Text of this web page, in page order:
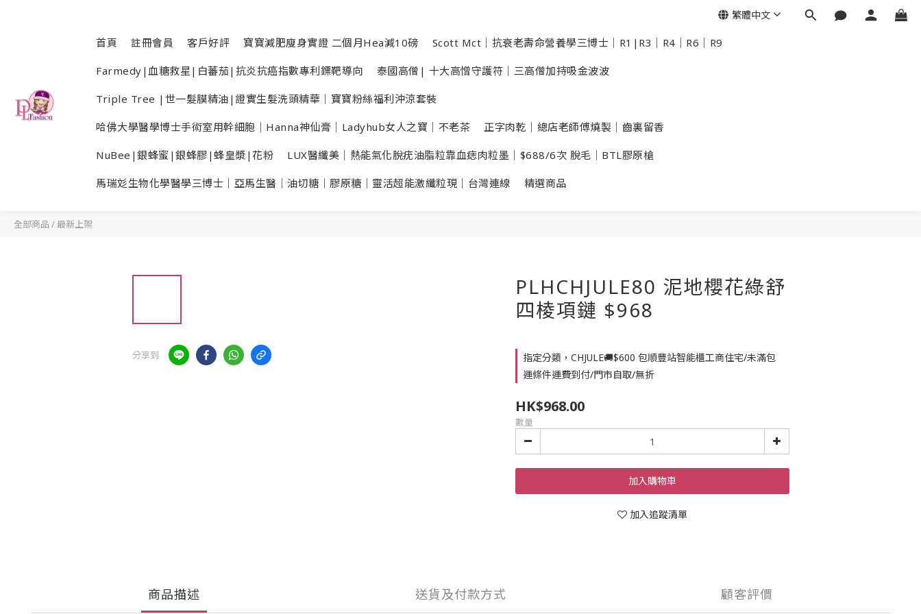
首頁 註冊會員 客戶好評 寶寶減肥廋身實證 二個月Hea減10磅 Scott Mct｜抗衰老壽命營養學三博士｜R1|R3｜R4｜R6｜R9
Farmedy|血糖救星|白蕃茄|抗炎抗癌指數專利鏢靶導向 泰國高僧| 十大高憎守護符｜三高僧加持吸金波波
Triple Tree |世一髮膜精油|證實生髮洗頭精華｜寶寶粉絲福利沖涼套裝
哈佛大學醫學博士手術室用幹細胞｜Hanna神仙膏｜Ladyhub女人之寶｜不老茶 正字肉乾｜總店老師傅燒製｜齒裏留香
NuBee|銀蜂蜜|銀蜂膠|蜂皇漿|花粉 LUX醫纖美｜熱能氣化脫疣油脂粒靠血痣肉粒墨｜$688/6次 脫毛｜BTL膠原槍
馬瑞彣生物化學醫學三博士｜亞馬生醫｜油切糖｜膠原糖｜靈活超能激纖粒現｜台灣連線 精選商品
繁體中文
全部商品 /最新上架
分享到
PLHCHJULE80 泥地櫻花綠舒
四棱項鏈 $968
指定分類，CHJULE🚚$600 包順豐站智能櫃工商住宅/未滿包
運條件運費到付/門市自取/無折
HK$968.00
數量
加入購物車
加入追蹤清單
商品描述 送貨及付款方式 顧客評價